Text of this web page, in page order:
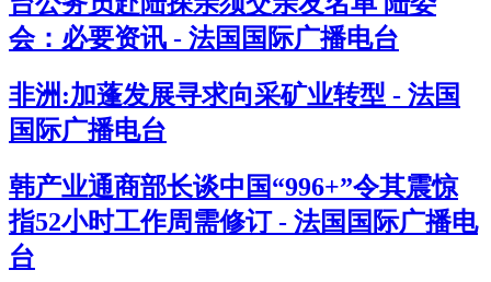
会：必要资讯 - 法国国际广播电台
非洲:加蓬发展寻求向采矿业转型 - 法国
国际广播电台
韩产业通商部长谈中国“996+”令其震惊
指52小时工作周需修订 - 法国国际广播电
台